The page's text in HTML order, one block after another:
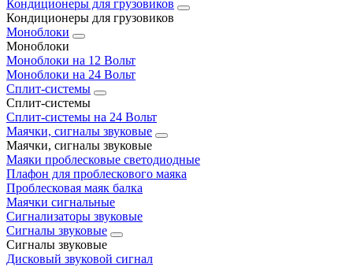
Кондиционеры для грузовиков
Кондиционеры для грузовиков
Моноблоки
Моноблоки
Моноблоки на 12 Вольт
Моноблоки на 24 Вольт
Сплит-системы
Сплит-системы
Сплит‑системы на 24 Вольт
Маячки, сигналы звуковые
Маячки, сигналы звуковые
Маяки проблесковые светодиодные
Плафон для проблескового маяка
Проблесковая маяк балка
Маячки сигнальные
Сигнализаторы звуковые
Сигналы звуковые
Сигналы звуковые
Дисковый звуковой сигнал